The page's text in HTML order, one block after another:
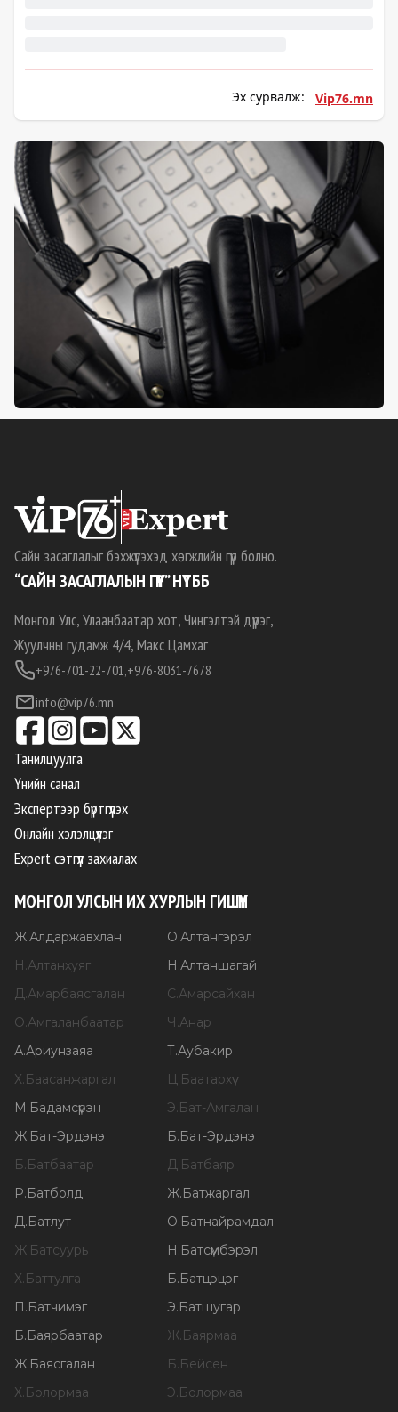
Эх сурвалж: Vip76.mn
Сайн засаглалыг бэхжүүлэхэд хөгжлийн гүүр болно.
“САЙН ЗАСАГЛАЛЫН ГҮҮР” НҮТББ
Монгол Улс, Улаанбаатар хот, Чингэлтэй дүүрэг,
Жуулчны гудамж 4/4, Макс Цамхаг
+976-701-22-701,+976-8031-7678
info@vip76.mn
Танилцуулга
Үнийн санал
Экспертээр бүртгүүлэх
Онлайн хэлэлцүүлэг
Expert сэтгүүл захиалах
МОНГОЛ УЛСЫН ИХ ХУРЛЫН ГИШҮҮН
Ж.Алдаржавхлан О.Алтангэрэл
Н .Алтанхуяг Н .Алтаншагай
Д.Амарбаясгалан С.Амарсайхан
О.Амгаланбаатар Ч .Анар
А.Ариунзаяа Т.Аубакир
Х. Баасанжаргал Ц. Баатархүү
М . Бадамсүрэн Э. Бат-Амгалан
Ж. Бат-Эрдэнэ Б. Бат-Эрдэнэ
Б. Батбаатар Д. Батбаяр
Р. Батболд Ж. Батжаргал
Д. Батлут О. Батнайрамдал
Ж. Батсуурь Н . Батсүмбэрэл
Х. Баттулга Б. Батцэцэг
П . Батчимэг Э. Батшугар
Б. Баярбаатар Ж. Баярмаа
Ж. Баясгалан Б. Бейсен
Х. Болормаа Э. Болормаа